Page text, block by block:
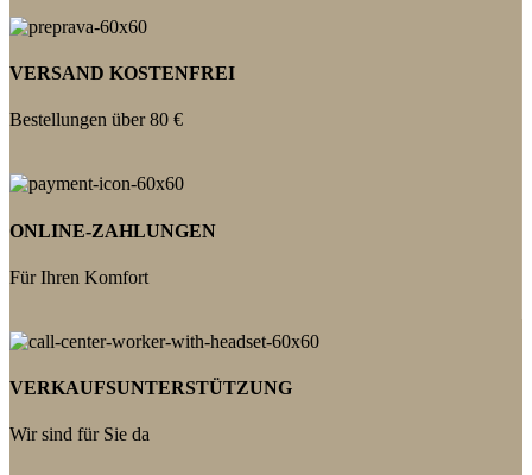
VERSAND KOSTENFREI
Bestellungen über 80 €
ONLINE-ZAHLUNGEN
Für Ihren Komfort
VERKAUFSUNTERSTÜTZUNG
Wir sind für Sie da